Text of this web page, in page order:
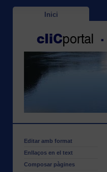
Inici
Editar amb format
Enllaços en el text
Composar pàgines